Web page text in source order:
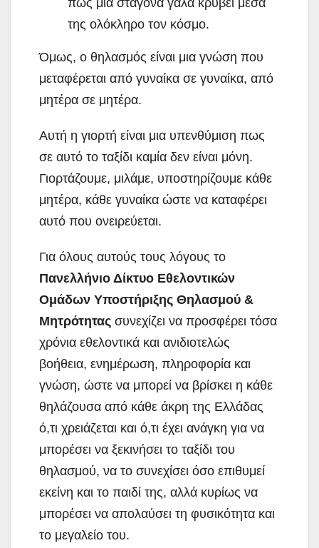
πως μια σταγόνα γάλα κρύβει μέσα
της ολόκληρο τον κόσμο.
Όμως, ο θηλασμός είναι μια γνώση που
μεταφέρεται από γυναίκα σε γυναίκα, από
μητέρα σε μητέρα.
Αυτή η γιορτή είναι μια υπενθύμιση πως
σε αυτό το ταξίδι καμία δεν είναι μόνη.
Γιορτάζουμε, μιλάμε, υποστηρίζουμε κάθε
μητέρα, κάθε γυναίκα ώστε να καταφέρει
αυτό που ονειρεύεται.
Για όλους αυτούς τους λόγους το
Πανελλήνιο Δίκτυο Εθελοντικών
Ομάδων Υποστήριξης Θηλασμού &
Μητρότητας συνεχίζει να προσφέρει τόσα
χρόνια εθελοντικά και ανιδιοτελώς
βοήθεια, ενημέρωση, πληροφορία και
γνώση, ώστε να μπορεί να βρίσκει η κάθε
θηλάζουσα από κάθε άκρη της Ελλάδας
ό,τι χρειάζεται και ό,τι έχει ανάγκη για να
μπορέσει να ξεκινήσει το ταξίδι του
θηλασμού, να το συνεχίσει όσο επιθυμεί
εκείνη και το παιδί της, αλλά κυρίως να
μπορέσει να απολαύσει τη φυσικότητα και
το μεγαλείο του.